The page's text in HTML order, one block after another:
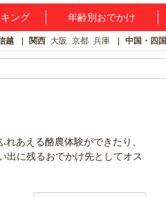
ング 年齢別おでかけ
越 関西 大阪 京都 兵庫 中国・四国
あえる酪農体験ができたり、
出に残るおでかけ先としてオス